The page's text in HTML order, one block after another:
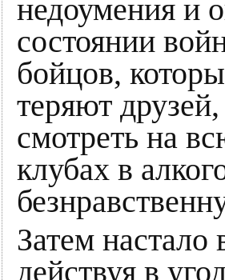
недоумения и
состоянии
бойцов,
теряют
смотреть на
клубах в
Затем
действуя в